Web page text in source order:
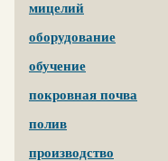
мицелий
оборудование
обучение
покровная почва
полив
производство